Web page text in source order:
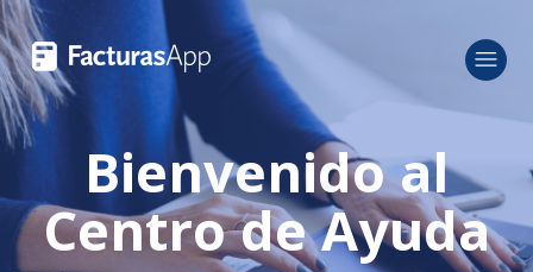
Búsqueda
Bienvenido al
Centro de Ayuda